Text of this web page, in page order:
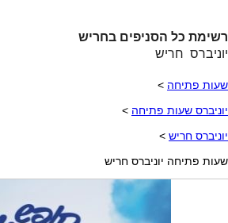
רשימת כל הסניפים בחריש
יוניברס חריש
שעות פתיחה >
יוניברס שעות פתיחה >
יוניברס חריש >
שעות פתיחה יוניברס חריש